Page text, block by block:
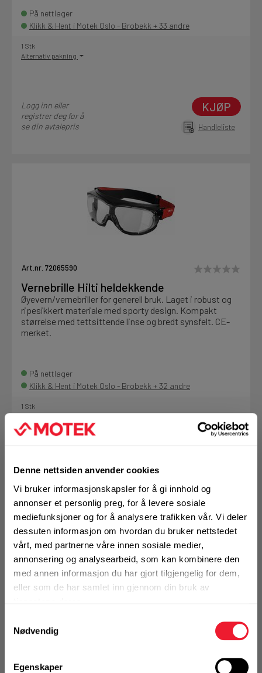
Denne nettsiden anvender cookies
Vi bruker informasjonskapsler for å gi innhold og
annonser et personlig preg, for å levere sosiale
mediefunksjoner og for å analysere trafikken vår. Vi deler
dessuten informasjon om hvordan du bruker nettstedet
vårt, med partnerne våre innen sosiale medier,
annonsering og analysearbeid, som kan kombinere den
med annen informasjon du har gjort tilgjengelig for dem,
eller som de har samlet inn gjennom din bruk av
Nødvendig
Egenskaper
Kontakt
Fra rådgivning til sporing av ordre
Produktnyheter
På nettlager
Klikk & Hent i Motek Oslo - Brobekk + 33 andre
1 Stk
Alternativ pakning
Logg inn eller
registrer deg for å
se din avtalepris
KJØP
Handleliste
Art.nr. 72065590
Vernebrille Hilti heldekkende
Øyevern/vernebriller for generell bruk. Laget i robust og
ripesikkert materiale med sporty design. Kompakt
størrelse med tettsittende linse og bredt synsfelt. CE-
merket.
På nettlager
Klikk & Hent i Motek Oslo - Brobekk + 32 andre
1 Stk
Alternativ pakning
Logg inn eller
registrer deg for å
se din avtalepris
Handleliste
Art.nr. 72065446
Øyevern/vernebriller for generell bruk. Laget i robust og
ripesikkert materiale med sporty design. Kompakt